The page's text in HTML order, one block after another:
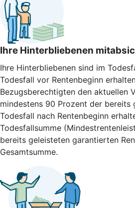
Ihre Hinterbliebenen
Ihre Hinterbliebenen sind im
Todesfall vor Rentenbeginn
Bezugsberechtigten den aktuellen
mindestens 90 Prozent der bereits
Todesfall nach Rentenbeginn
Todesfallsumme
bereits geleisteten garantierten
Gesamtsumme.